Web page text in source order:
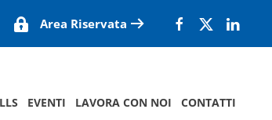
Area Riservata
EVENTI LAVORA CON NOI CONTATTI